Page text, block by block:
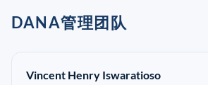
DANA管理团队
Vincent Henry Iswaratioso